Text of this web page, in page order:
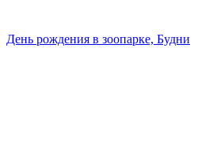
День рождения в зоопарке, Будни